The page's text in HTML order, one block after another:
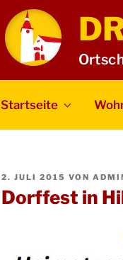
Startseite
VERÖFFENTLICHT
2. JULI 2015 VON
Dorffest in